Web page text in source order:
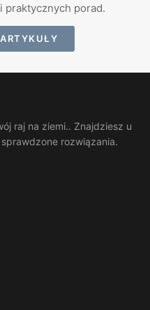
praktycznych porad.
raj na ziemi.. Znajdziesz u
rozwiązania.